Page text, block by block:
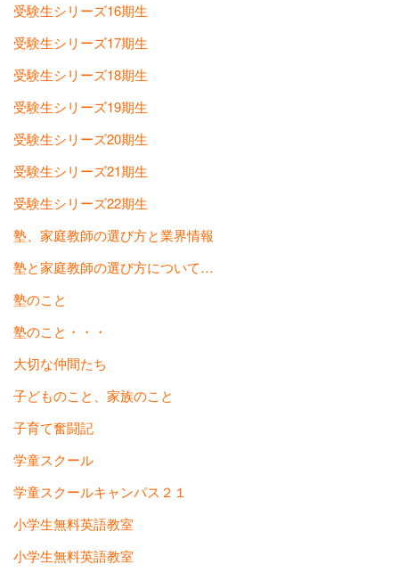
受験生シリーズ16期生
受験生シリーズ17期生
受験生シリーズ18期生
受験生シリーズ19期生
受験生シリーズ20期生
受験生シリーズ21期生
受験生シリーズ22期生
塾、家庭教師の選び方と業界情報
塾と家庭教師の選び方について…
塾のこと
塾のこと・・・
大切な仲間たち
子どものこと、家族のこと
子育て奮闘記
学童スクール
学童スクールキャンパス２１
小学生無料英語教室
小学生無料英語教室